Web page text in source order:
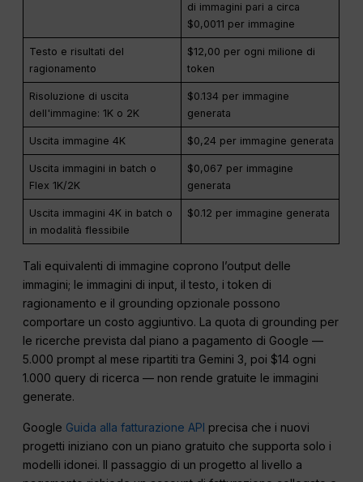
di immagini pari a circa
$0,0011 per immagine
Testo e risultati del
ragionamento
$12,00 per ogni milione di
token
Risoluzione di uscita
dell'immagine: 1K o 2K
$0.134 per immagine
generata
Uscita immagine 4K $0,24 per immagine generata
Uscita immagini in batch o
Flex 1K/2K
$0,067 per immagine
generata
Uscita immagini 4K in batch o
in modalità flessibile
$0.12 per immagine generata
Tali equivalenti di immagine coprono l’output delle
immagini; le immagini di input, il testo, i token di
ragionamento e il grounding opzionale possono
comportare un costo aggiuntivo. La quota di grounding per
le ricerche prevista dal piano a pagamento di Google —
5.000 prompt al mese ripartiti tra Gemini 3, poi $14 ogni
1.000 query di ricerca — non rende gratuite le immagini
generate.
Google Guida alla fatturazione API precisa che i nuovi
progetti iniziano con un piano gratuito che supporta solo i
modelli idonei. Il passaggio di un progetto al livello a